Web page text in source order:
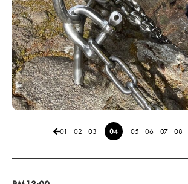
01 02 03 04 05 06 07 08